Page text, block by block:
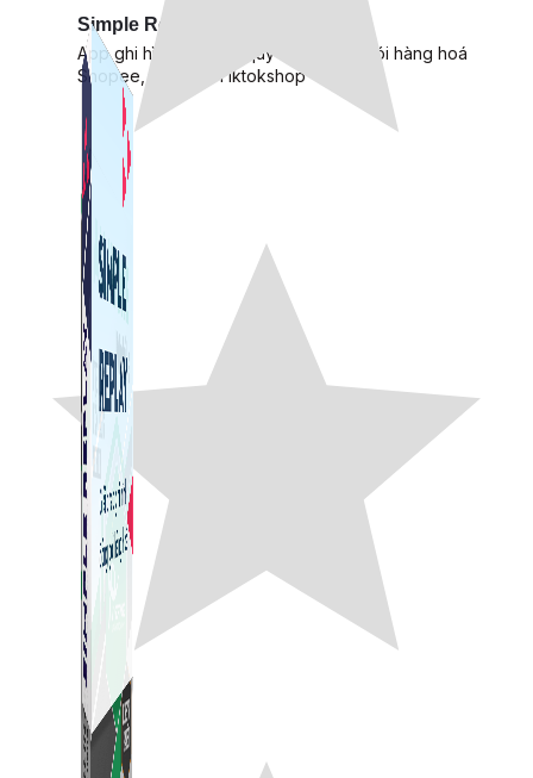
Simple Replay
App ghi hình tự động quy trình đóng gói hàng hoá
Shopee, Lazada, Tiktokshop